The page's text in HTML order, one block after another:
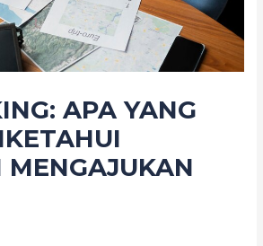
APA YANG
MENGAJUKAN